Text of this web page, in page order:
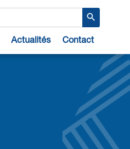
Search Button
Actualités Contact